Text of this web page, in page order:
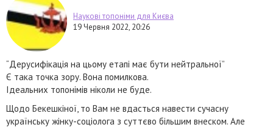
Наукові топоніми для Києва
19 Червня 2022, 20:26
“Дерусифікація на цьому етапі має бути нейтральної”
Є така точка зору. Вона помилкова.
Ідеальних топонімів ніколи не буде.
Щодо Бекешкіної, то Вам не вдасться навести сучасну
українську жінку-соціолога з суттєво більшим внеском. Але